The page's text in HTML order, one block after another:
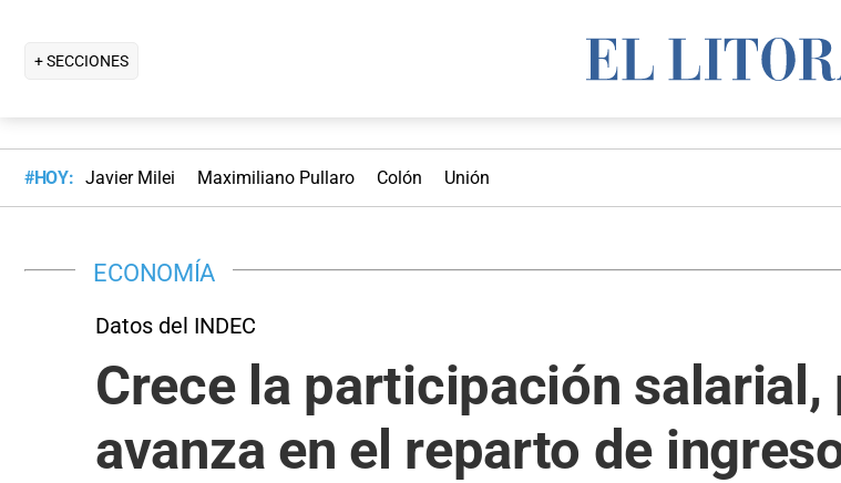
+ SECCIONES
#HOY: Javier Milei Maximiliano Pullaro Colón Unión
ECONOMÍA
Datos del INDEC
Crece la participación
avanza en el reparto de